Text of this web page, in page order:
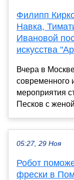
Филипп
Навка,
Ивановой
искусства
Вчера в
современного
мероприятия
Песков с
05:27, 29 Ноя
Робот
фрески в